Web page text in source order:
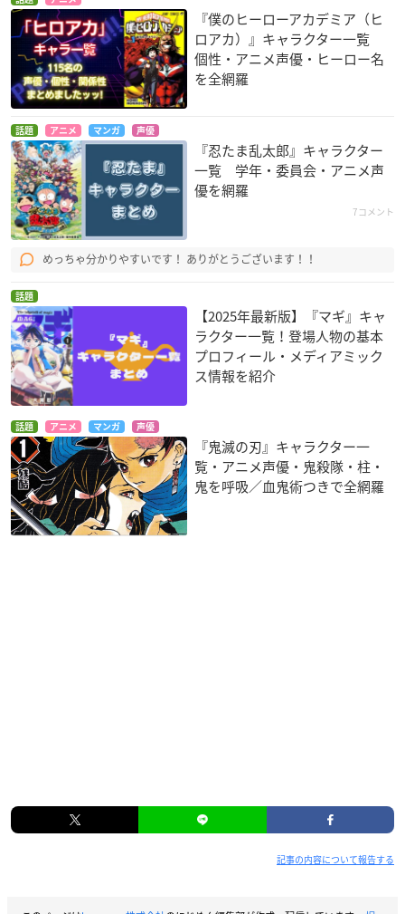
『僕のヒーローアカデミア（ヒ
ロアカ）』キャラクター一覧
個性・アニメ声優・ヒーロー名
を全網羅
話題 アニメ マンガ 声優
『忍たま乱太郎』キャラクター
一覧 学年・委員会・アニメ声
優を網羅
7コメント
めっちゃ分かりやすいです！ ありがとうございます！！
話題
【2025年最新版】『マギ』キャ
ラクター一覧！登場人物の基本
プロフィール・メディアミック
ス情報を紹介
話題 アニメ マンガ 声優
『鬼滅の刃』キャラクター一
覧・アニメ声優・鬼殺隊・柱・
鬼を呼吸／血鬼術つきで全網羅
記事の内容について報告する